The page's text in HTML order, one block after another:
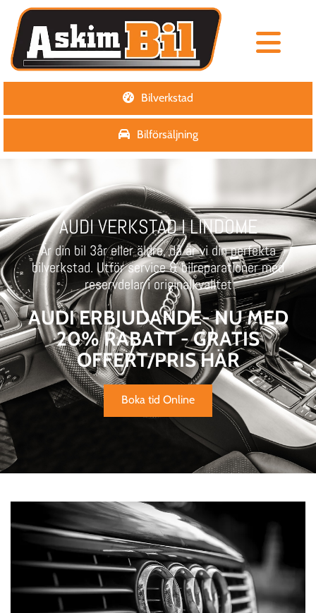
Bilverkstad
Bilförsäljning
AUDI VERKSTAD I LINDOME
Är din bil 3år eller äldre, då är vi din perfekta
bilverkstad. Utför service & bilreparationer med
reservdelar i originalkvalitet
AUDI ERBJUDANDE- NU MED
20% RABATT - GRATIS
OFFERT/PRIS HÄR
Boka tid Online